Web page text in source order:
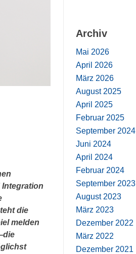
die
melden
Archiv
Mai 2026
April 2026
März 2026
August 2025
April 2025
Februar 2025
September 2024
Juni 2024
April 2024
Februar 2024
September 2023
August 2023
März 2023
Dezember 2022
März 2022
Dezember 2021